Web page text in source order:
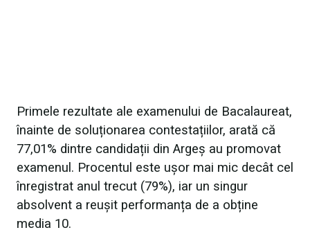
Primele rezultate ale examenului de Bacalaureat,
înainte de soluționarea contestațiilor, arată că
77,01% dintre candidații din Argeș au promovat
examenul. Procentul este ușor mai mic decât cel
înregistrat anul trecut (79%), iar un singur
absolvent a reușit performanța de a obține
media 10.